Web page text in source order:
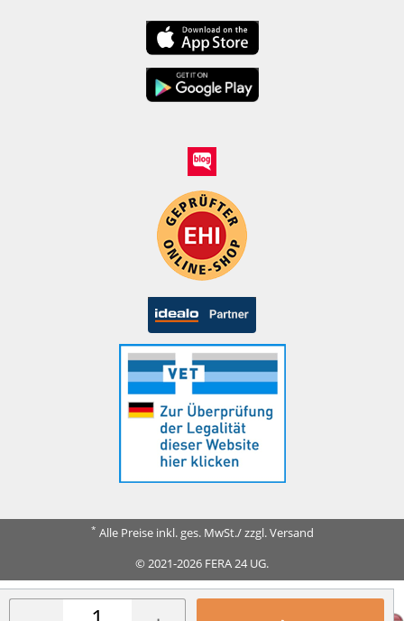
* Alle Preise inkl. ges. MwSt./ zzgl. Versand
© 2021-2026 FERA 24 UG.
FERA INTERNATIONAL: